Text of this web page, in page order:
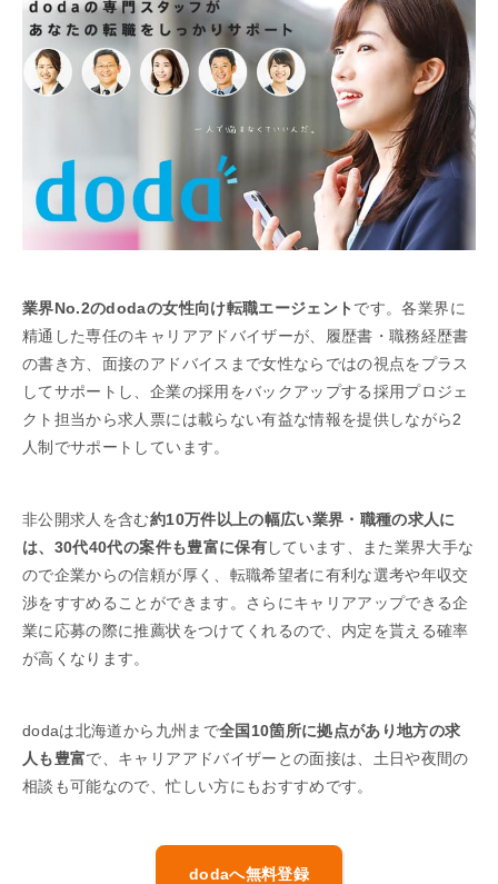
業界No.2のdodaの女性向け転職エージェント です。各業界に
精通した専任のキャリアアドバイザーが、履歴書・職務経歴書
の書き方、面接のアドバイスまで女性ならではの視点をプラス
してサポートし、企業の採用をバックアップする採用プロジェ
クト担当から求人票には載らない有益な情報を提供しながら2
人制でサポートしています。
非公開求人を含む約10万件以上の幅広い業界・職種の求人に
は、30代40代の案件も豊富に保有しています、また業界大手な
ので企業からの信頼が厚く、転職希望者に有利な選考や年収交
渉をすすめることができます。さらにキャリアアップできる企
業に応募の際に推薦状をつけてくれるので、内定を貰える確率
が高くなります。
dodaは北海道から九州まで全国10箇所に拠点があり地方の求
人も豊富で、キャリアアドバイザーとの面接は、土日や夜間の
相談も可能なので、忙しい方にもおすすめです。
dodaへ無料登録